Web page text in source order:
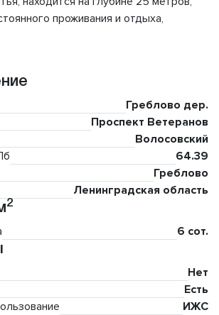
проживания и отдыха,
Греблово дер.
Проспект Ветеранов
Волосовский
64.39
Греблово
Ленинградская область
2
6 сот.
Нет
Есть
ИЖС